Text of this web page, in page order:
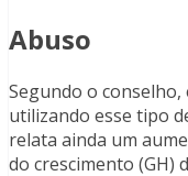
Abuso
Segundo o
utilizando esse tipo
relata ainda um
do crescimento (GH)